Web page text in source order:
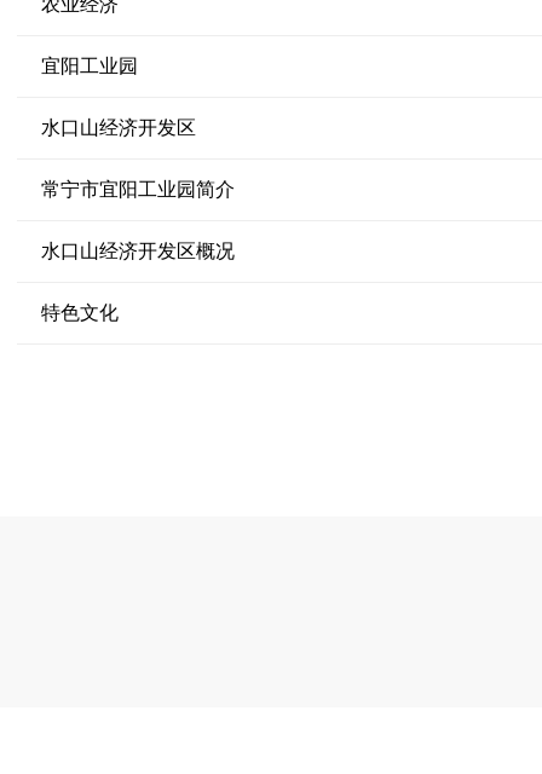
农业经济
宜阳工业园
水口山经济开发区
常宁市宜阳工业园简介
水口山经济开发区概况
特色文化